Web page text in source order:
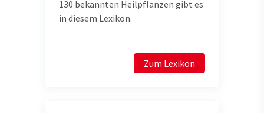
130 bekannten Heilpflanzen gibt es
in diesem Lexikon.
Zum Lexikon